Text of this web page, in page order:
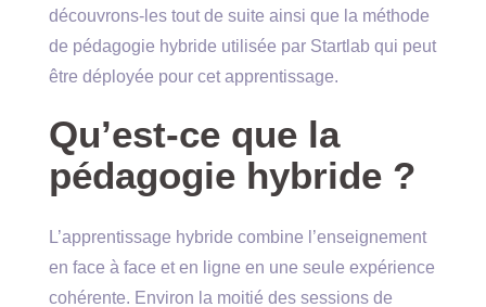
découvrons-les tout de suite ainsi que la méthode
de pédagogie hybride utilisée par Startlab qui peut
être déployée pour cet apprentissage.
Qu’est-ce que la
pédagogie hybride ?
L’apprentissage hybride combine l’enseignement
en face à face et en ligne en une seule expérience
cohérente. Environ la moitié des sessions de